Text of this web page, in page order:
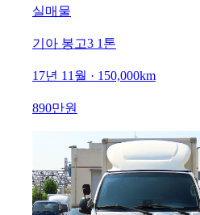
실매물
기아 봉고3 1톤
17년 11월 · 150,000km
890만원